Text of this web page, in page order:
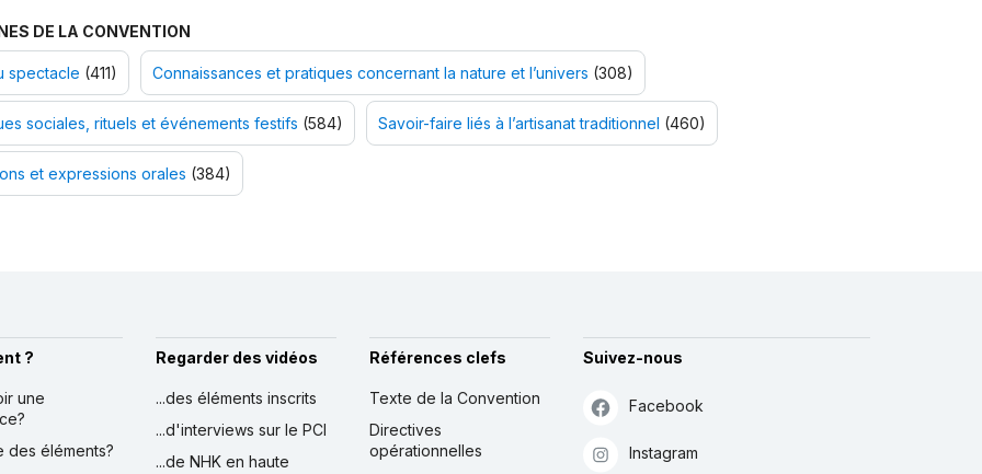
DE LA CONVENTION
spectacle (411) Connaissances et pratiques concernant la nature et l’univers (308)
sociales, rituels et événements festifs (584) Savoir-faire liés à l’artisanat traditionnel (460)
et expressions orales (384)
?
une
des éléments?
Regarder des vidéos
...des éléments inscrits
...d'interviews sur le PCI
...de NHK en haute
Références clefs
Texte de la Convention
Directives
opérationnelles
Suivez-nous
Facebook
Instagram